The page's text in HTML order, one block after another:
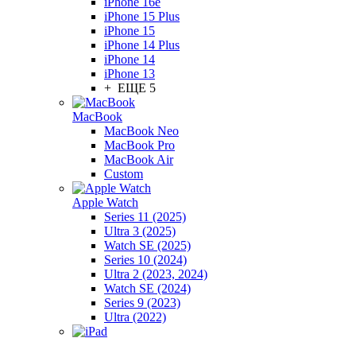
iPhone 15 Plus
iPhone 15
iPhone 14 Plus
iPhone 14
iPhone 13
+ ЕЩЕ 5
MacBook
MacBook Neo
MacBook Pro
MacBook Air
Custom
Apple Watch
Series 11 (2025)
Ultra 3 (2025)
Watch SE (2025)
Series 10 (2024)
Ultra 2 (2023, 2024)
Watch SE (2024)
Series 9 (2023)
Ultra (2022)